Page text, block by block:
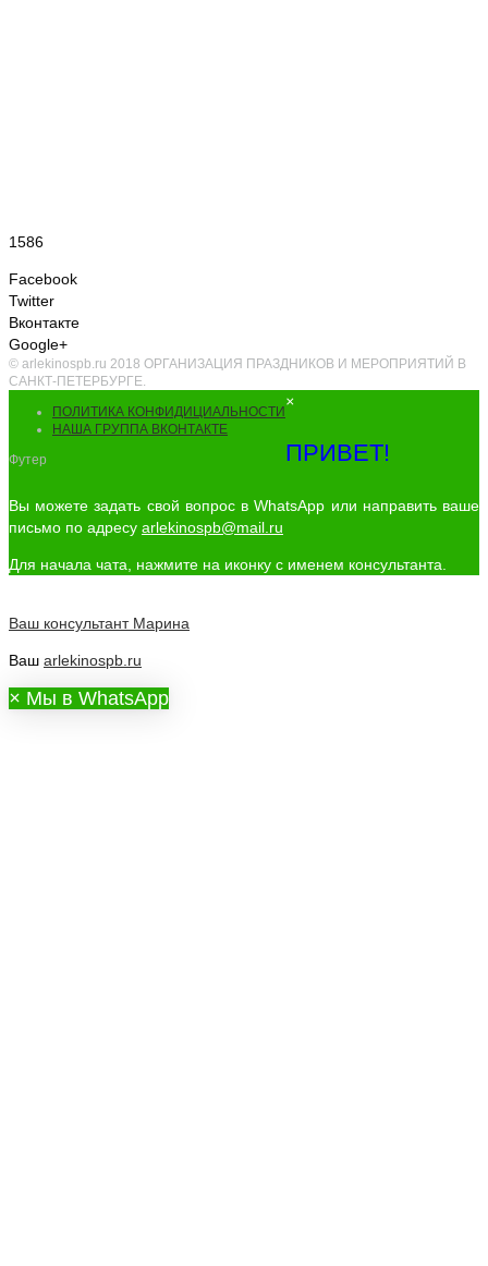
1586
Facebook
Twitter
Вконтакте
Google+
© arlekinospb.ru 2018 ОРГАНИЗАЦИЯ ПРАЗДНИКОВ И МЕРОПРИЯТИЙ В
САНКТ-ПЕТЕРБУРГЕ.
ПОЛИТИКА КОНФИДИЦИАЛЬНОСТИ
НАША ГРУППА ВКОНТАКТЕ
Футер
×
ПРИВЕТ!
Вы можете задать свой вопрос в WhatsApp или направить ваше
письмо по адресу arlekinospb@mail.ru
Для начала чата, нажмите на иконку с именем консультанта.
Ваш консультант Марина
Ваш arlekinospb.ru
× Мы в WhatsApp